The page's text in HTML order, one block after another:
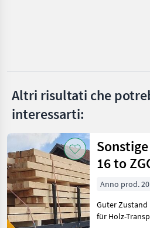
Altri risultati che
interessarti:
16 to
Anno prod.
Guter Zustand
für Holz-